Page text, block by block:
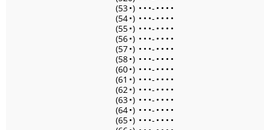
(53•) • • •- • • • •
(54•) • • •- • • • •
(55•) • • •- • • • •
(56•) • • •- • • • •
(57•) • • •- • • • •
(58•) • • •- • • • •
(60•) • • •- • • • •
(61 •) • • •- • • • •
(62•) • • •- • • • •
(63•) • • •- • • • •
(64•) • • •- • • • •
(65•) • • •- • • • •